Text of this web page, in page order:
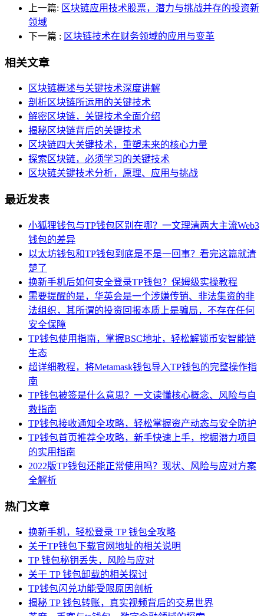
上一篇: 区块链应用技术股票，潜力与挑战并存的投资新
领域
下一篇 : 区块链技术在财务领域的应用与变革
相关文章
区块链概述与关键技术深度讲解
剖析区块链所运用的关键技术
解密区块链，关键技术全面介绍
揭秘区块链背后的关键技术
区块链四大关键技术，重塑未来的核心力量
探索区块链，必须学习的关键技术
区块链关键技术分析，原理、应用与挑战
最近发表
小狐狸钱包与TP钱包区别在哪？一文理清两大主流Web3
钱包的差异
以太坊钱包和TP钱包到底是不是一回事？看完这篇就清
楚了
换新手机后如何安全登录TP钱包？保姆级实操教程
需要提醒的是，华英会是一个涉嫌传销、非法集资的非
法组织，其所谓的投资回报本质上是骗局，不存在任何
安全保障
TP钱包使用指南，掌握BSC地址，轻松解锁币安智能链
生态
超详细教程，将Metamask钱包导入TP钱包的完整操作指
南
TP钱包被签是什么意思？一文读懂核心概念、风险与自
救指南
TP钱包接收通知全攻略，轻松掌握资产动态与安全防护
TP钱包首页推荐全攻略，新手快速上手，挖掘潜力项目
的实用指南
2022版TP钱包还能正常使用吗？现状、风险与应对方案
全解析
热门文章
换新手机，轻松登录 TP 钱包全攻略
关于TP钱包下载官网地址的相关说明
TP 钱包秘钥丢失，风险与应对
关于 TP 钱包卸载的相关探讨
TP钱包闪兑功能受限原因剖析
揭秘 TP 钱包转账，真实视频背后的交易世界